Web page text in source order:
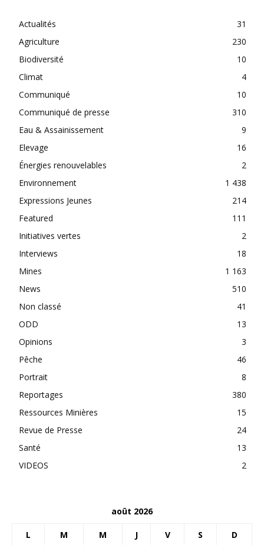
Actualités
31
Agriculture
230
Biodiversité
10
Climat
4
Communiqué
10
Communiqué de presse
310
Eau & Assainissement
9
Elevage
16
Énergies renouvelables
2
Environnement
1 438
Expressions Jeunes
214
Featured
111
Initiatives vertes
2
Interviews
18
Mines
1 163
News
510
Non classé
41
ODD
13
Opinions
3
Pêche
46
Portrait
8
Reportages
380
Ressources Minières
15
Revue de Presse
24
Santé
13
VIDEOS
2
août 2026
L M M J V S D